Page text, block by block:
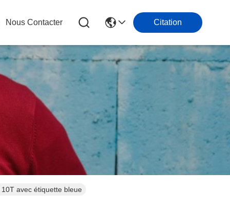
Nous Contacter Citation
avec étiquette bleue